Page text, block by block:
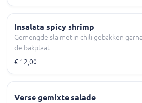
Insalata spicy shrimp
Gemengde sla met in chili gebakken
de bakplaat
€ 12,00
Verse gemixte salade